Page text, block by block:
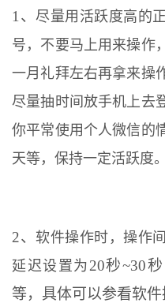
1、 尽量用活跃度高的
号，不要马上用来操作
一月礼拜左右再拿来操
尽量抽时间放手机上去
你平常使用个人微信的
天等，保持一定活跃度。
2、 软件操作时，操作
延迟设置为 20秒~30
等，具体可以参看软件